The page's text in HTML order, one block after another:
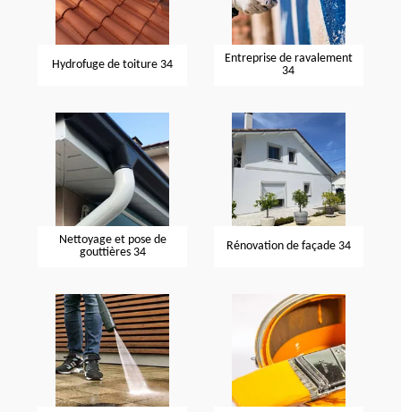
Hydrofuge de toiture 34
Entreprise de ravalement
34
Nettoyage et pose de
gouttières 34
Rénovation de façade 34